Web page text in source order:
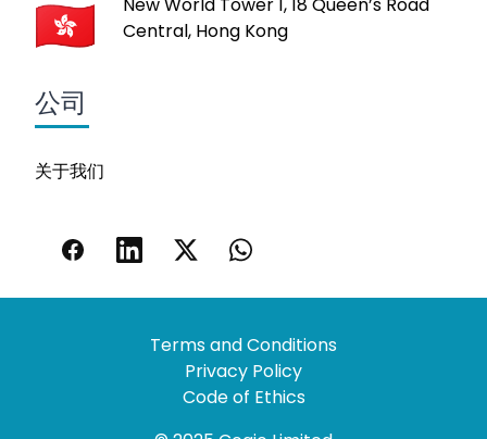
Central, Hong Kong
公司
关于我们
Terms and Conditions
Privacy Policy
Code of Ethics